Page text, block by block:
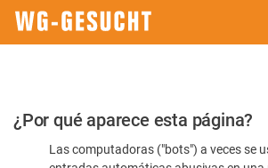
Por
favor,
confirme
¿Por qué aparece esta página?
Las computadoras ("bots") a veces se